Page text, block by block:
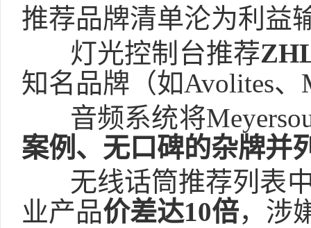
推荐品牌清单沦为利益
灯光控制台推荐
知名品牌（如Avolites、
音频系统将
案例、无口碑的杂牌并
无线话筒推荐列表
业产品价差达10倍，涉